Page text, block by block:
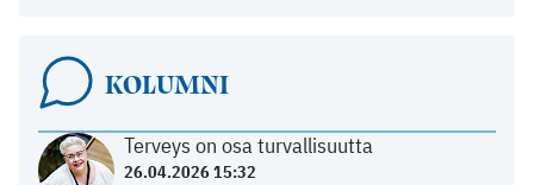
KOLUMNI
Terveys on osa turvallisuutta
26.04.2026 15:32